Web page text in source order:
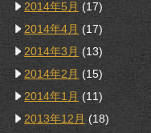
2014年5月 (17)
2014年4月 (17)
2014年3月 (13)
2014年2月 (15)
2014年1月 (11)
2013年12月 (18)